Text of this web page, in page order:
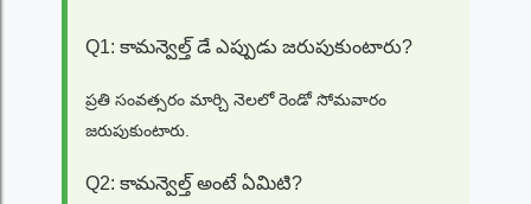
Q1: కామన్వెల్త్ డే ఎప్పుడు జరుపుకుంటారు?
ప్రతి సంవత్సరం మార్చి నెలలో రెండో సోమవారం
జరుపుకుంటారు.
Q2: కామన్వెల్త్ అంటే ఏమిటి?